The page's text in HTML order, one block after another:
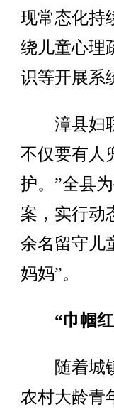
现常态化持
绕儿童心理
识等开展系
漳县妇联
不仅要有人
护。”全县
案，实行动
余名留守儿
妈妈”。
“巾帼
随着城镇
农村大龄青